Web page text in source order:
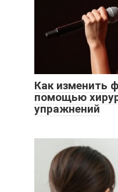
Как изменить
помощью
упражнений